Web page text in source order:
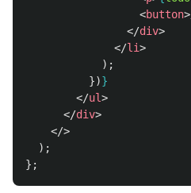
<button>
</div>
</li>
);
})}
</ul>
</div>
</>
);
};